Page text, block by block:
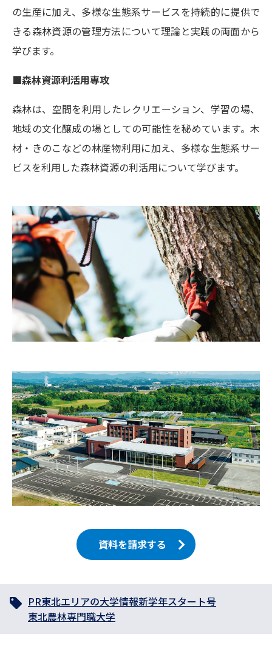
の生産に加え、多様な生態系サービスを持続的に提供で
きる森林資源の管理方法について理論と実践の両面から
学びます。
■森林資源利活用専攻
森林は、空間を利用したレクリエーション、学習の場、
地域の文化醸成の場としての可能性を秘めています。木
材・きのこなどの林産物利用に加え、多様な生態系サー
ビスを利用した森林資源の利活用について学びます。
資料を請求する
PR東北エリアの大学情報新学年スタート号
東北農林専門職大学